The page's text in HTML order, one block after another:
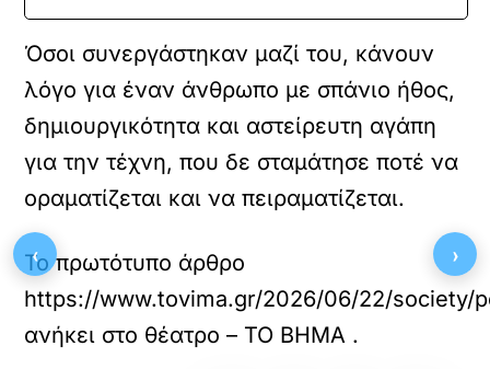
Όσοι συνεργάστηκαν μαζί του, κάνουν
λόγο για έναν άνθρωπο με σπάνιο ήθος,
δημιουργικότητα και αστείρευτη αγάπη
για την τέχνη, που δε σταμάτησε ποτέ να
οραματίζεται και να πειραματίζεται.
Το πρωτότυπο άρθρο
https://www.tovima.gr/2026/06/22/
ανήκει στο θέατρο – ΤΟ ΒΗΜΑ .
‹ ›